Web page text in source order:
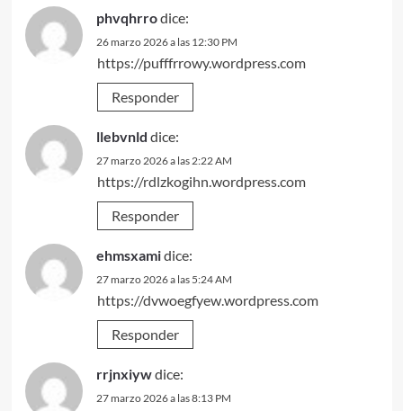
phvqhrrodice:
26 marzo 2026 a las 12:30 PM
https://pufffrrowy.wordpress.com
Responder
llebvnld dice:
27 marzo 2026 a las 2:22 AM
https://rdlzkogihn.wordpress.com
Responder
ehmsxamidice:
27 marzo 2026 a las 5:24 AM
https://dvwoegfyew.wordpress.com
Responder
rrjnxiywdice:
27 marzo 2026 a las 8:13 PM